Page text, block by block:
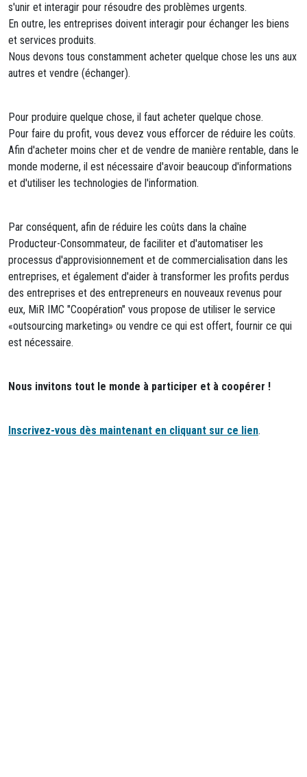
s'unir et interagir pour résoudre des problèmes urgents.
En outre, les entreprises doivent interagir pour échanger les biens
et services produits.
Nous devons tous constamment acheter quelque chose les uns aux
autres et vendre (échanger).
Pour produire quelque chose, il faut acheter quelque chose.
Pour faire du profit, vous devez vous efforcer de réduire les coûts.
Afin d'acheter moins cher et de vendre de manière rentable, dans le
monde moderne, il est nécessaire d'avoir beaucoup d'informations
et d'utiliser les technologies de l'information.
Par conséquent, afin de réduire les coûts dans la chaîne
Producteur-Consommateur, de faciliter et d'automatiser les
processus d'approvisionnement et de commercialisation dans les
entreprises, et également d'aider à transformer les profits perdus
des entreprises et des entrepreneurs en nouveaux revenus pour
eux, MiR IMC "Coopération" vous propose de utiliser le service
«outsourcing marketing» ou vendre ce qui est offert, fournir ce qui
est nécessaire.
Nous invitons tout le monde à participer et à coopérer !
Inscrivez-vous dès maintenant en cliquant sur ce lien.